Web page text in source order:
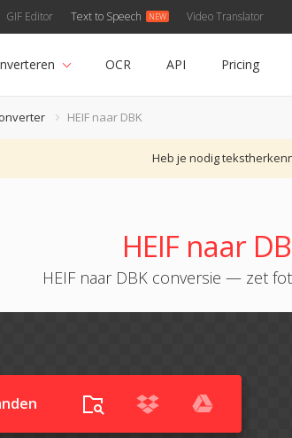
GIF Editor Text to Speech Video Translator
OCR API Pricing
HEIF naar DBK
Heb je nodig
HEIF naar
HEIF naar DBK conversie — zet